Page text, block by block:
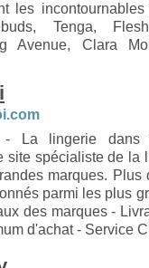
les
Tenga,
Avenue, Clara
- La lingerie
site spécialiste de la
marques. Plus
parmi les plus
des marques -
d'achat - Service